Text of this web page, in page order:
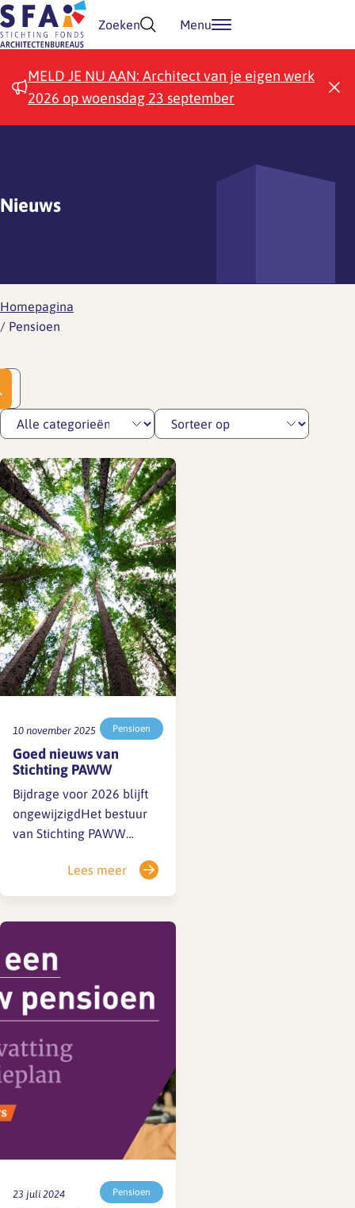
Doorgaan naar inhoud
Zoeken Menu
MELD JE NU AAN: Architect van je eigen werk
2026 op woensdag 23 september
Nieuws
Homepagina
/ Pensioen
10 november 2025 Pensioen
Goed nieuws van
Stichting PAWW
Bijdrage voor 2026 blijft
ongewijzigdHet bestuur
van Stichting PAWW
en WGA) heeft de bijdrage
voor 2026 vastgesteld
percentage van 2025.
Stichting PAWW voert
namens de sociale
partners de regeling* uit
uitkering biedt…
Lees meer
23 juli 2024 Pensioen